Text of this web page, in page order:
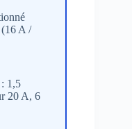
A /
1,5
20 A, 6